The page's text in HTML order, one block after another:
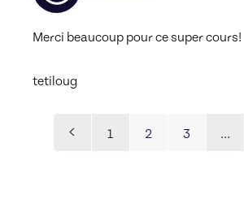
Merci beaucoup pour ce super cours!
tetiloug
1 2 3 …